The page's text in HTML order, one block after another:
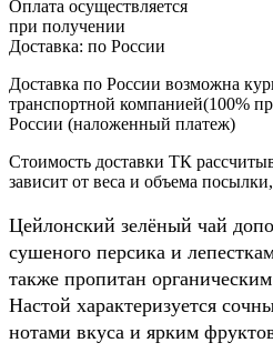
Оплата осуществляется
при получении
Доставка: по России
Доставка по России возможна
транспортной компанией(100%
России (наложенный платеж)
Стоимость доставки ТК
зависит от веса и объема
Цейлонский зелёный чай
сушеного персика и
также пропитан
Настой характеризуется
нотами вкуса и ярким